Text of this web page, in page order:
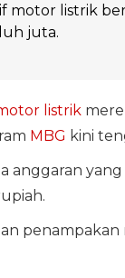
motor listrik
juta.
listrik
MBG kini
anggaran